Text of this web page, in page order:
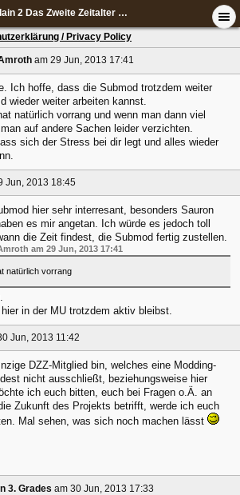
Edain 2 Das Zweite Zeitalter Submod
/ Privacy Policy
am 29 Jun, 2013 17:41
Ich hoffe, dass die Submod trotzdem weiter
wieder weiter arbeiten kannst.
natürlich vorrang und wenn man dann viel
auf andere Sachen leider verzichten.
sich der Stress bei dir legt und alles wieder
Jun, 2013 18:45
hier sehr interresant, besonders Sauron
es mir angetan. Ich würde es jedoch toll
die Zeit findest, die Submod fertig zustellen.
am 29 Jun, 2013 17:41
natürlich vorrang
in der MU trotzdem aktiv bleibst.
Jun, 2013 11:42
DZZ-Mitglied bin, welches eine Modding-
nicht ausschließt, beziehungsweise hier
ich euch bitten, euch bei Fragen o.Ä. an
Zukunft des Projekts betrifft, werde ich euch
Mal sehen, was sich noch machen lässt
3. Grades am 30 Jun, 2013 17:33